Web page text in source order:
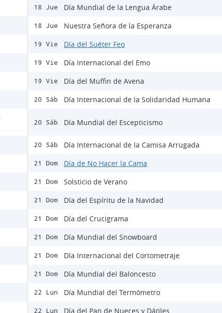
18 Jue Día Mundial de la Lengua Árabe
18 Jue Nuestra Señora de la Esperanza
19 Vie Día del Suéter Feo
19 Vie Día Internacional del Emo
19 Vie Día del Muffin de Avena
20 Sáb Día Internacional de la Solidaridad Humana
20 Sáb Día Mundial del Escepticismo
20 Sáb Día Internacional de la Camisa Arrugada
21 Dom Día de No Hacer la Cama
21 Dom Solsticio de Verano
21 Dom Día del Espíritu de la Navidad
21 Dom Día del Crucigrama
21 Dom Día Mundial del Snowboard
21 Dom Día Internacional del Cortometraje
21 Dom Día Mundial del Baloncesto
22 Lun Día Mundial del Termómetro
22 Lun Día del Pan de Nueces y Dátiles